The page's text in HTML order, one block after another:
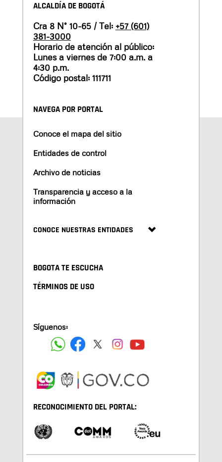
ALCALDÍA DE BOGOTÁ
Cra 8 N° 10-65 / Tel: +57 (601)
381-3000
Horario de atención al público:
Lunes a viernes de 7:00 a.m. a
4:30 p.m.
Código postal: 111711
NAVEGA POR PORTAL
Conoce el mapa del sitio
Entidades de control
Archivo de noticias
Transparencia y acceso a la
información
CONOCE NUESTRAS ENTIDADES
BOGOTA TE ESCUCHA
TÉRMINOS DE USO
Síguenos:
RECONOCIMIENTO DEL PORTAL: